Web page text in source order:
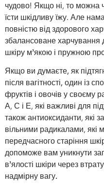
чудово! Якщо ні, то можна
їсти шкідливу їжу. Але
повністю від здорового
збалансоване
шкіру м’якою і пружною
Якщо ви думаєте, як
після вагітності, один із
фруктів і овочів у своєму
А, С і Е, які важливі для
також антиоксиданти, які
вільними радикалами, які
передчасного старіння
допоможе вам уникнути
в’ялості шкіри через
надмірну вагу.